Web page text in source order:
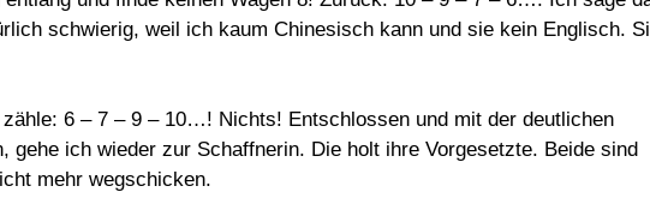
schwierig, weil ich kaum Chinesisch kann und sie kein Englisch.
zähle: 6 – 7 – 9 – 10…! Nichts! Entschlossen und mit der deutlichen
ich wieder zur Schaffnerin. Die holt ihre Vorgesetzte. Beide sind
mehr wegschicken.